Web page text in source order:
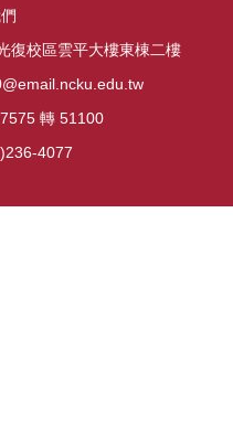
復校區雲平大樓東棟二樓
轉 51100
4077